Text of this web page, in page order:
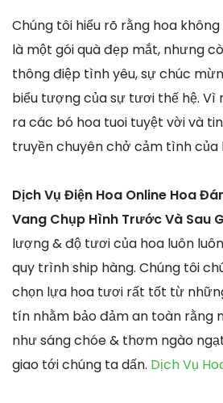
Chúng tôi hiểu rõ rằng hoa
là một gói quà đẹp mắt, nhưng
thông điệp tình yêu, sự chúc
biểu tượng của sự tươi thế hệ. Vì
ra các bó hoa tuoi tuyệt vời và
truyền chuyên chở cảm tình của
Dịch Vụ Điện Hoa Online Hoa
Vang Chụp Hình Trước Và Sau
lượng & độ tươi của hoa luôn
quy trình ship hàng. Chúng tôi
chọn lựa hoa tươi rất tốt từ
tín nhằm bảo đảm an toàn rằng
như sáng chóe & thơm ngào
giao tới chúng ta dấn. Dịch Vụ